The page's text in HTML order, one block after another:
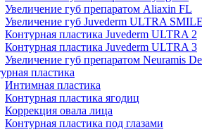
Увеличение губ препаратом Aliaxin FL
Увеличение губ Juvederm ULTRA
Контурная пластика Juvederm ULTRA 2
Контурная пластика Juvederm ULTRA 3
Увеличение губ препаратом Neuramis
пластика
Интимная пластика
Контурная пластика ягодиц
Коррекция овала лица
Контурная пластика под глазами